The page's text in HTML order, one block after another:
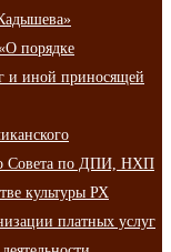
порядке
и иной приносящей
Совета по ДПИ, НХП
культуры РХ
платных услуг